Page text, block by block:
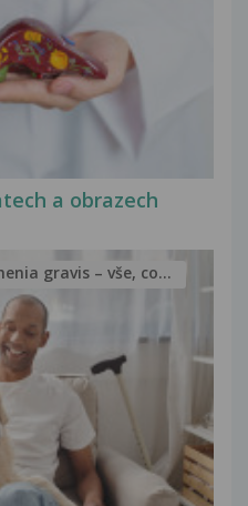
a obrazech
gravis – vše, co...